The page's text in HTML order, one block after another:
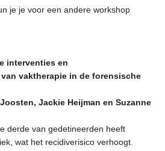
je je voor een andere workshop
interventies en
vaktherapie in de forensische
Jackie Heijman en Suzanne
derde van gedetineerden heeft
wat het recidiverisico verhoogt.